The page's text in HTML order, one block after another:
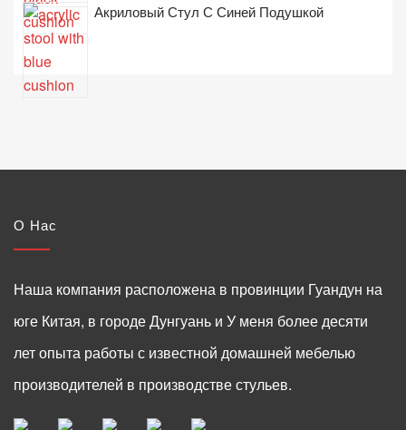
Акриловый Стул С Синей Подушкой
О Нас
Наша компания расположена в провинции Гуандун на
юге Китая, в городе Дунгуань и У меня более десяти
лет опыта работы с известной домашней мебелью
производителей в производстве стульев.